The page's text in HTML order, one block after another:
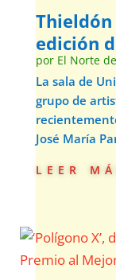
edición
por El Norte
La sala de
grupo de
José María
leer